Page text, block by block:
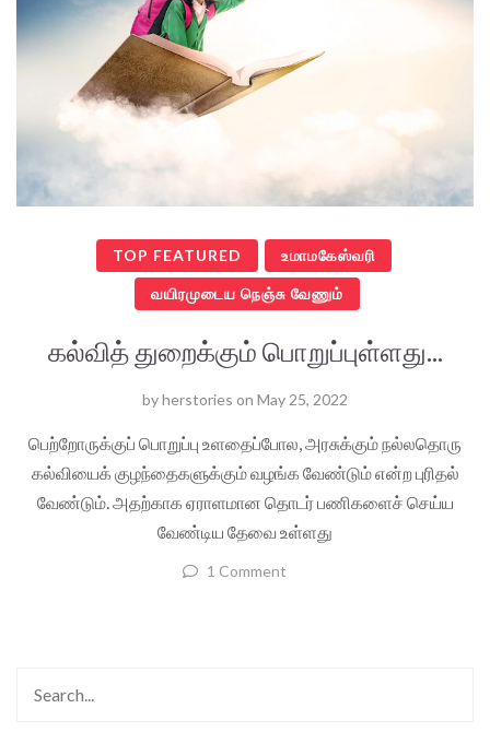
TOP FEATURED உமாமகேஸ்வரி
வயிரமுடைய நெஞ்சு வேணும்
கல்வித் துறைக்கும் பொறுப்புள்ளது...
byherstories on May 25, 2022
பெற்றோருக்குப் பொறுப்பு உளதைப்போல, அரசுக்கும் நல்லதொரு
கல்வியைக் குழந்தைகளுக்கும் வழங்க வேண்டும் என்ற புரிதல்
வேண்டும். அதற்காக ஏராளமான தொடர் பணிகளைச் செய்ய
வேண்டிய தேவை உள்ளது
1 Comment